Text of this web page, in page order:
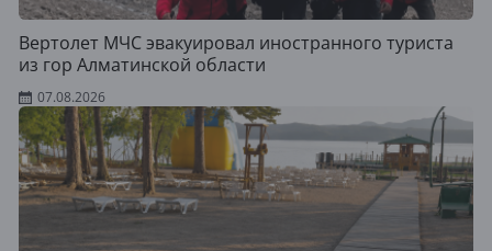
Вертолет МЧС эвакуировал иностранного туриста
из гор Алматинской области
07.08.2026